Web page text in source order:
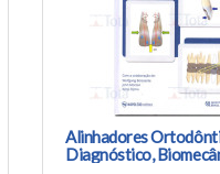
Alinhadores
Diagnóstico,